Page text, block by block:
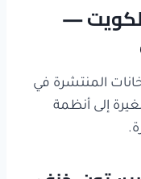
—
المنتشرة في
إلى أنظمة